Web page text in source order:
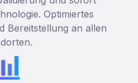
Optimiertes
Bereitstellung an allen